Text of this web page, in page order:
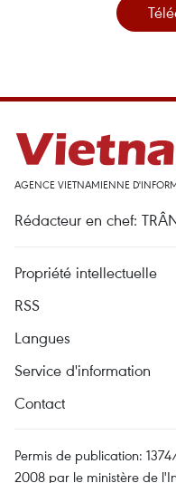
AGENCE VIETNAMIENNE
Rédacteur en chef:
Propriété intellectuelle
RSS
Langues
Service d'information
Contact
Permis de publication:
2008 par le ministère de